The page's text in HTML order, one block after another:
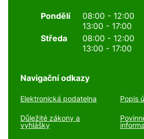
Pondělí
08:00 - 12:00
13:00 - 17:00
Středa
08:00 - 12:00
13:00 - 17:00
Navigační odkazy
Elektronická podatelna Popis
Důležité zákony a
vyhlášky